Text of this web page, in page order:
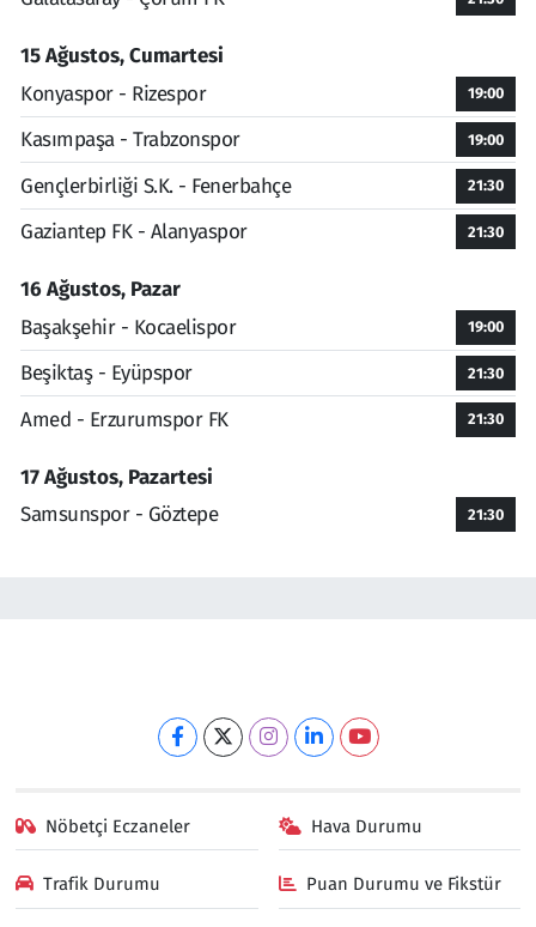
15 Ağustos, Cumartesi
Konyaspor - Rizespor
19:00
Kasımpaşa - Trabzonspor 19:00
Gençlerbirliği S.K. - Fenerbahçe 21:30
Gaziantep FK - Alanyaspor 21:30
16 Ağustos, Pazar
Başakşehir - Kocaelispor
19:00
Beşiktaş - Eyüpspor 21:30
Amed - Erzurumspor FK 21:30
17 Ağustos, Pazartesi
Samsunspor - Göztepe
21:30
Nöbetçi Eczaneler Hava Durumu
Trafik Durumu Puan Durumu ve Fikstür